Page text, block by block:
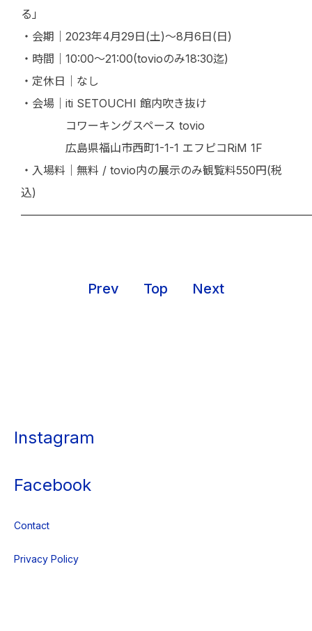
る」
・会期｜2023年4月29日(土)〜8月6日(日)
・時間｜10:00〜21:00(tovioのみ18:30迄)
・定休日｜なし
・会場｜iti SETOUCHI 館内吹き抜け
コワーキングスペース tovio
広島県福山市西町1-1-1 エフピコRiM 1F
・入場料｜無料 / tovio内の展示のみ観覧料550円(税
込)
Prev Top Next
Instagram
Facebook
Contact
Privacy Policy